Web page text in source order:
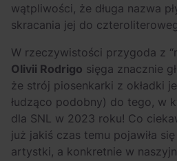
wątpliwości, że długa nazwa
skracania jej do
W rzeczywistości przygoda z
Olivii Rodrigo sięga znacznie
że strój piosenkarki z okładki
łudząco podobny) do tego, w
dla SNL w 2023 roku! Co
już jakiś czas temu pojawiła
artystki, a konkretnie w